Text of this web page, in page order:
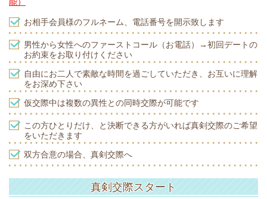
お相手会員様のフルネーム、電話番号を開示致します
男性から女性へのファーストコール（お電話）→初回デートの
お約束をお取り付けください
自由にお二人で素敵な時間を過ごしていただき、お互いに理解
をお深め下さい
仮交際中は複数の異性との同時交際が可能です
この方ひとりだけ、と決断できる方がいれば真剣交際のご希望
をいただきます
双方合意の場合、真剣交際へ
真剣交際スタート